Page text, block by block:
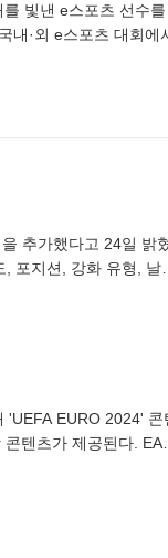
빛낸 e스포츠 선수를
내·외 e스포츠 대회에
추가했다고 24일 밝
포지션, 강화 유형, 날씨
'UEFA EURO 2024' 콘
텐츠가 제공된다. EA는